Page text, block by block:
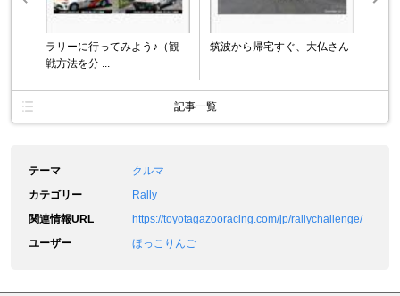
ラリーに行ってみよう♪（観
戦方法を分 ...
筑波から帰宅すぐ、大仏さん
記事一覧
テーマ
クルマ
カテゴリー
Rally
関連情報URL
https://toyotagazooracing.com/jp/rallychallenge/
ユーザー
ほっこりんご